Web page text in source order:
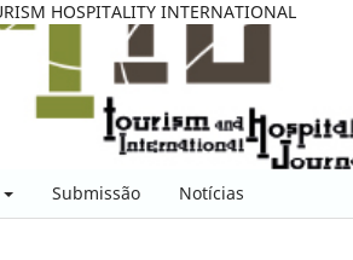
HOSPITALITY INTERNATIONAL
Submissão Notícias